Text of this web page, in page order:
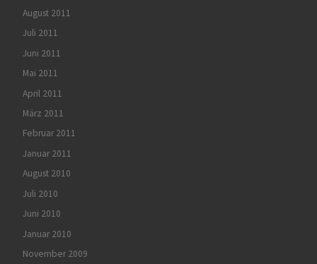
August 2011
Juli 2011
Juni 2011
Mai 2011
April 2011
März 2011
Februar 2011
Januar 2011
August 2010
Juli 2010
Juni 2010
Januar 2010
November 2009